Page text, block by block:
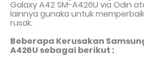
Galaxy A42 SM-A426U via Odin
lainnya gunaka untuk
rusak.
Beberapa Kerusakan
A426U sebagai berikut :